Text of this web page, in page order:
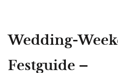
Wedding-
Festguide –